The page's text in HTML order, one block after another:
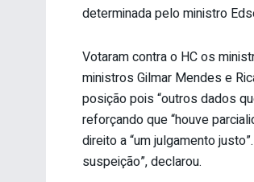
determinada pelo ministro
Votaram contra o HC os
ministros Gilmar Mendes e
posição pois “outros dados
reforçando que “houve
direito a “um julgamento
suspeição”, declarou.